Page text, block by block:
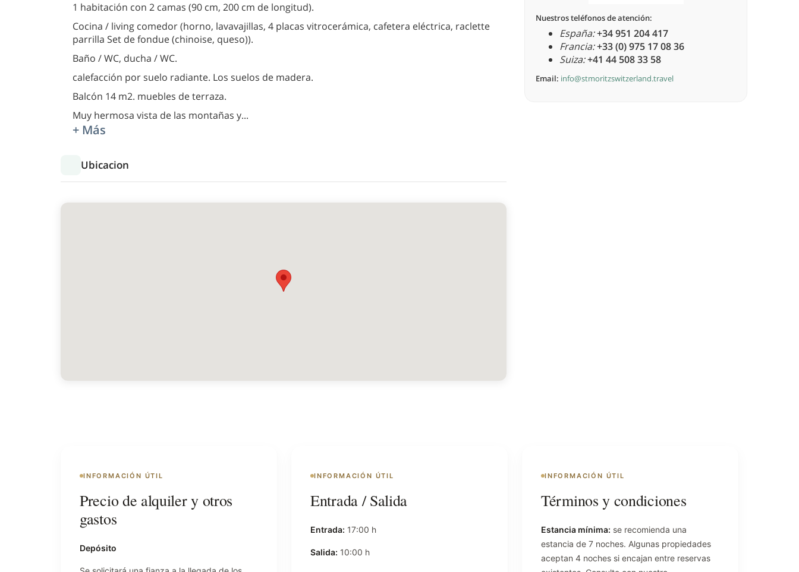
1 habitación con 2 camas (90 cm, 200 cm de longitud).
Cocina / living comedor (horno, lavavajillas, 4 placas vitrocerámica, cafetera eléctrica, raclette
parrilla Set de fondue (chinoise, queso)).
Baño / WC, ducha / WC.
calefacción por suelo radiante. Los suelos de madera.
Balcón 14 m2. muebles de terraza.
Muy hermosa vista de las montañas y...
+ Más
Ubicacion
Nuestros teléfonos de atención:
España:+34 951 204 417
Francia:+33 (0) 975 17 08 36
Suiza:+41 44 508 33 58
Email: info@stmoritzswitzerland.travel
INFORMACIÓN ÚTIL
Precio de alquiler y otros
gastos
Depósito
INFORMACIÓN ÚTIL
Entrada / Salida
Entrada: 17:00 h
Salida: 10:00 h
INFORMACIÓN ÚTIL
Términos y condiciones
Estancia mínima: se recomienda una
estancia de 7 noches. Algunas propiedades
aceptan 4 noches si encajan entre reservas